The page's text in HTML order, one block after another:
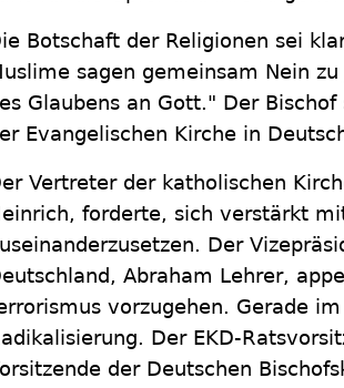
Botschaft der Religionen sei
sagen gemeinsam Nein
Glaubens an Gott." Der
Evangelischen Kirche in
Vertreter der katholischen
forderte, sich verstärkt
Der
Abraham Lehrer,
vorzugehen. Gerade
Der EKD-
der Deutschen